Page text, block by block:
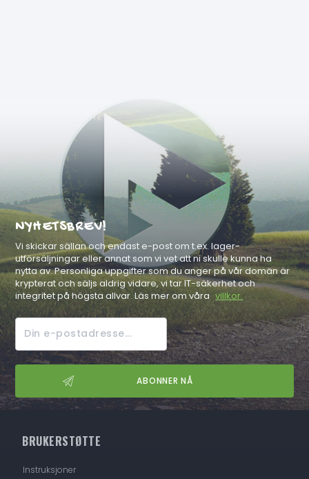
NYHETSBREV!
Vi skickar sällan och endast e-post om t.ex. lager-
utförsäljningar eller annat som vi vet att ni skulle kunna ha
nytta av. Personliga uppgifter som du anger på vår domän är
krypterat och säljs aldrig vidare, vi tar IT-säkerhet och
integritet på högsta allvar. Läs mer om våra villkor.
BRUKERSTØTTE
Instruksjoner